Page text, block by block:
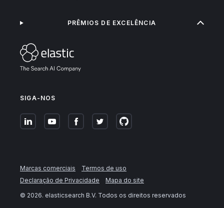
SIGA-NOS
PRÊMIOS DE EXCELÊNCIA
Marcas comerciais
Termos de uso
Declaração de Privacidade
Mapa do site
© 2026. elasticsearch B.V. Todos os direitos reservados